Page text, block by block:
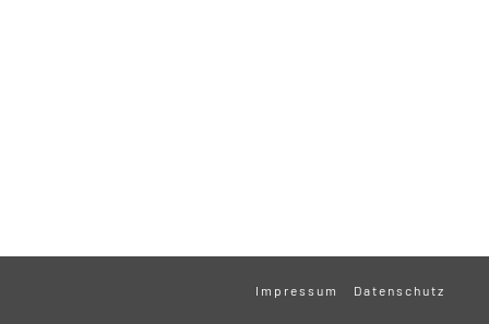
Impressum Datenschutz